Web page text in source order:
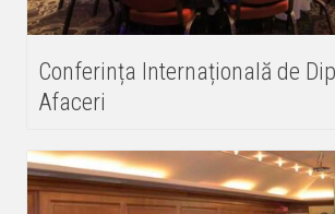
Conferința Internațională de
Afaceri